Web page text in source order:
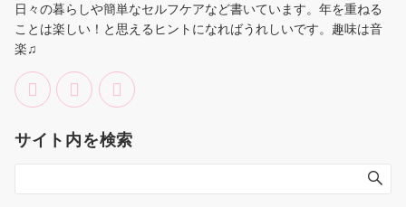
日々の暮らしや簡単なセルフケアなど書いています。年を重ねる
ことは楽しい！と思えるヒントになればうれしいです。趣味は音
楽♫
サイト内を検索